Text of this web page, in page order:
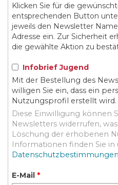
Klicken Sie für die
entsprechenden Button
jeweils den Newsletter
Adresse ein. Zur Sicherheit
die gewählte Aktion zu
Infobrief Jugend
Mit der Bestellung des
willigen Sie ein, dass ein
Nutzungsprofil erstellt wird.
Diese Einwilligung können
Newsletters widerrufen,
Löschung der erhobenen
Informationen finden Sie in
Datenschutzbestimmungen
E-Mail *